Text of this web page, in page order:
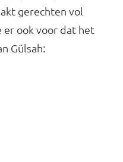
gerechten vol
er ook voor dat het
Gülsah: